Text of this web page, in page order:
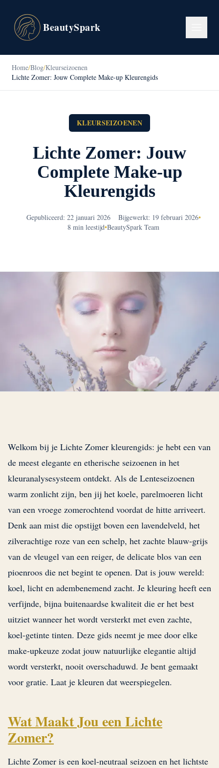
BeautySpark
Home/Blog/Kleurseizoenen
Lichte Zomer: Jouw Complete Make-up Kleurengids
KLEURSEIZOENEN
Lichte Zomer: Jouw
Complete Make-up
Kleurengids
Gepubliceerd: 22 januari 2026 Bijgewerkt: 19 februari 2026•
8 min leestijd•BeautySpark Team
Welkom bij je Lichte Zomer kleurengids: je hebt een van
de meest elegante en etherische seizoenen in het
kleuranalysesysteem ontdekt. Als de Lenteseizoenen
warm zonlicht zijn, ben jij het koele, parelmoeren licht
van een vroege zomerochtend voordat de hitte arriveert.
Denk aan mist die opstijgt boven een lavendelveld, het
zilverachtige roze van een schelp, het zachte blauw-grijs
van de vleugel van een reiger, de delicate blos van een
pioenroos die net begint te openen. Dat is jouw wereld:
koel, licht en adembenemend zacht. Je kleuring heeft een
verfijnde, bijna buitenaardse kwaliteit die er het best
uitziet wanneer het wordt versterkt met even zachte,
koel-getinte tinten. Deze gids neemt je mee door elke
make-upkeuze zodat jouw natuurlijke elegantie altijd
wordt versterkt, nooit overschaduwd. Je bent gemaakt
voor gratie. Laat je kleuren dat weerspiegelen.
Wat Maakt Jou een Lichte
Zomer?
Lichte Zomer is een koel-neutraal seizoen en het lichtste